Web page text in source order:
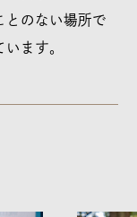
とのない場所で
ます。